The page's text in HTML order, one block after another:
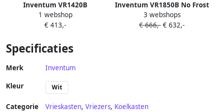
Inventum VR1420B
vrijstaande vrieskast
1 webshop
€ 413,-
Inventum VR1850B No Frost
kastmodel vriezer
energiezuinig 272 liter 185
3 webshops
€ 666,- € 632,-
Specificaties
Merk Inventum
Kleur Wit
Categorie Vrieskasten, Vriezers, Koelkasten